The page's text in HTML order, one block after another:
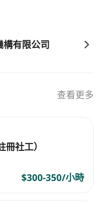
有限公司
查看更多
社工）
$300-350/小時